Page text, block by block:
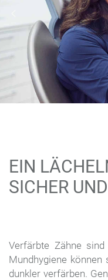
EIN
SICHER
Verfärbte Zähne
Mundhygiene
dunkler verfärben.